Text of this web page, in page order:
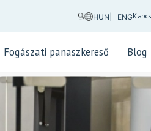
HUN ENG
Fogászati panaszkereső Blog